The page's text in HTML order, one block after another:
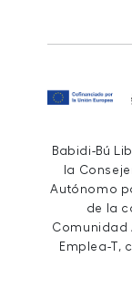
Babidi-Bú
la
Autónomo
de la
Comunidad
Emplea-T,